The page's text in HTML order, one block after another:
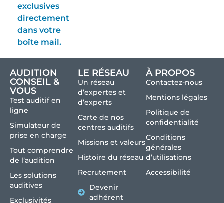
exclusives
directement
dans votre
boîte mail.
AUDITION
CONSEIL &
VOUS
Test auditif en
ligne
Simulateur de
prise en charge
Tout comprendre
de l’audition
Les solutions
auditives
Exclusivités
LE RÉSEAU
Un réseau
d’expertes et
d’experts
Carte de nos
centres auditifs
Missions et valeurs
Histoire du réseau
Recrutement
Devenir
adhérent
À PROPOS
Contactez-nous
Mentions légales
Politique de
confidentialité
Conditions
générales
d’utilisations
Accessibilité